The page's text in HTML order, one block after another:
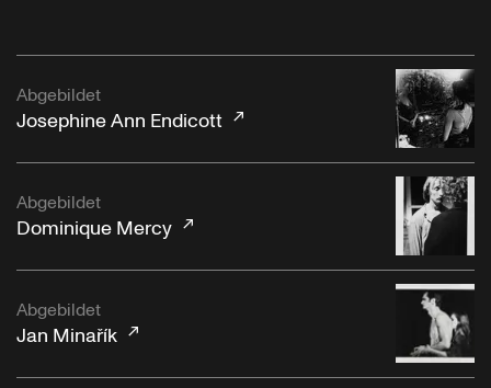
Abgebildet
Josephine Ann Endicott
Abgebildet
Dominique Mercy
Abgebildet
Jan Minařík